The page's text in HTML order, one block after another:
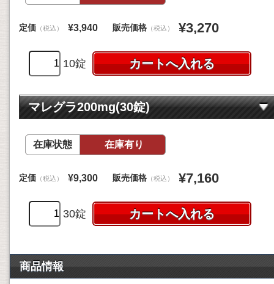
定価 （税込） ¥3,940 販売価格 （税込） ¥3,270
10錠
マレグラ200mg(30錠)
在庫状態 在庫有り
定価 （税込） ¥9,300 販売価格 （税込） ¥7,160
30錠
商品情報